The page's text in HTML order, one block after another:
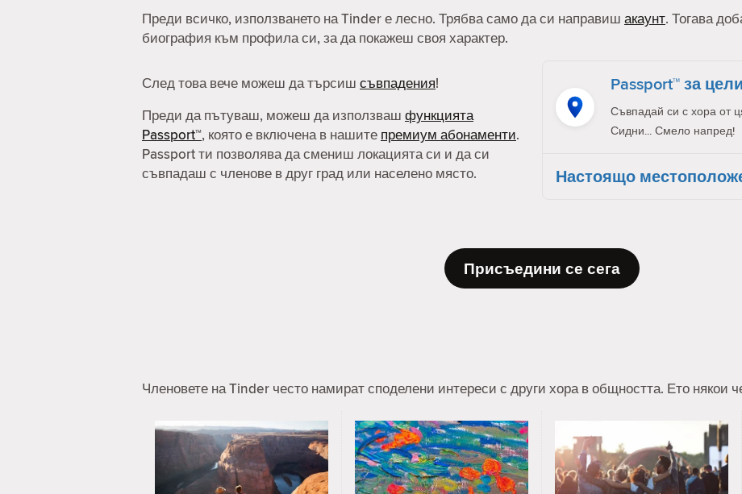
Преди всичко, използването на Tinder е лесно. Трябва само да си направиш акаунт. Тогава
биография към профила си, за да покажеш своя характер.
След това вече можеш да търсиш съвпадения!
Преди да пътуваш, можеш да използваш функцията
Passport™, която е включена в нашите премиум абонаменти.
Passport ти позволява да смениш локацията си и да си
съвпадаш с членове в друг град или населено място.
Passport™ за
Съвпадай си с хора от
Сидни... Смело напред!
Настоящо
Присъедини се сега
Членовете на Tinder често намират споделени интереси с други хора в общността. Ето някои